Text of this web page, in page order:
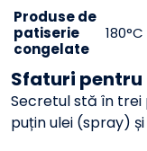
Produse de
patiserie
congelate
180°C
Sfaturi
Secretul stă în trei
puțin ulei (spray)